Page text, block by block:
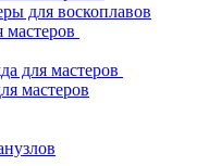
для воскоплавов
для мастеров
мастеров